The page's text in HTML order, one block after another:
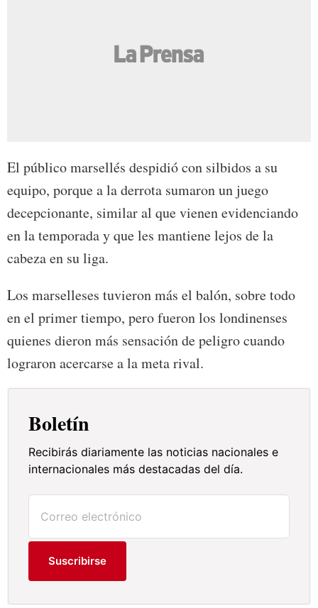
El público marsellés despidió con silbidos a su
equipo, porque a la derrota sumaron un juego
decepcionante, similar al que vienen evidenciando
en la temporada y que les mantiene lejos de la
cabeza en su liga.
Los marselleses tuvieron más el balón, sobre todo
en el primer tiempo, pero fueron los londinenses
quienes dieron más sensación de peligro cuando
lograron acercarse a la meta rival.
Boletín
Recibirás diariamente las noticias nacionales e
internacionales más destacadas del día.
Suscribirse